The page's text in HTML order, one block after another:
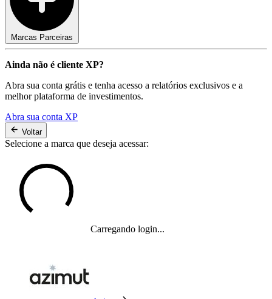
Marcas Parceiras
Ainda não é cliente XP?
Abra sua conta grátis e tenha acesso a relatórios exclusivos e a
melhor plataforma de investimentos.
Abra sua conta XP
Voltar
Selecione a marca que deseja acessar:
Carregando login...